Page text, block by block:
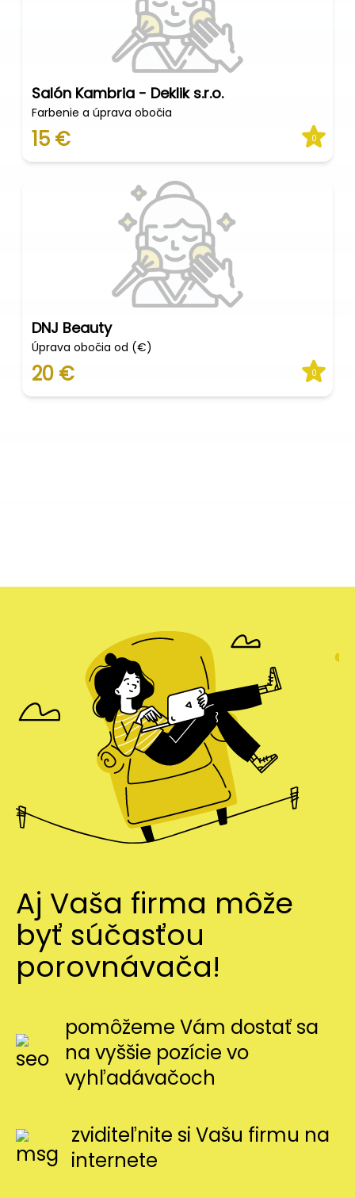
Salón Kambria - Deklik s.r.o.
Farbenie a úprava obočia
15 € 0
DNJ Beauty
Úprava obočia od (€)
20 € 0
Aj Vaša firma môže
byť súčasťou
porovnávača!
pomôžeme Vám dostať sa
na vyššie pozície vo
vyhľadávačoch
zviditeľnite si Vašu firmu na
internete